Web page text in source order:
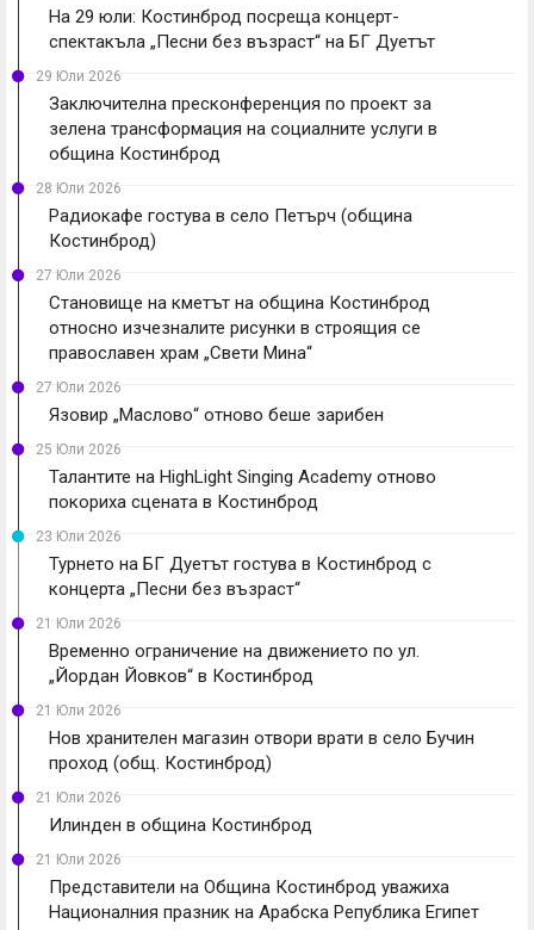
На 29 юли: Костинброд посреща концерт-
спектакъла „Песни без възраст“ на БГ Дуетът
29 Юли 2026
Заключителна пресконференция по проект за
зелена трансформация на социалните услуги в
община Костинброд
28 Юли 2026
Радиокафе гостува в село Петърч (община
Костинброд)
27 Юли 2026
Становище на кметът на община Костинброд
относно изчезналите рисунки в строящия се
православен храм „Свети Мина“
27 Юли 2026
Язовир „Маслово“ отново беше зарибен
25 Юли 2026
Талантите на HighLight Singing Academy отново
покориха сцената в Костинброд
23 Юли 2026
Турнето на БГ Дуетът гостува в Костинброд с
концерта „Песни без възраст“
21 Юли 2026
Временно ограничение на движението по ул.
„Йордан Йовков“ в Костинброд
21 Юли 2026
Нов хранителен магазин отвори врати в село Бучин
проход (общ. Костинброд)
21 Юли 2026
Илинден в община Костинброд
21 Юли 2026
Представители на Община Костинброд уважиха
Националния празник на Арабска Република Египет